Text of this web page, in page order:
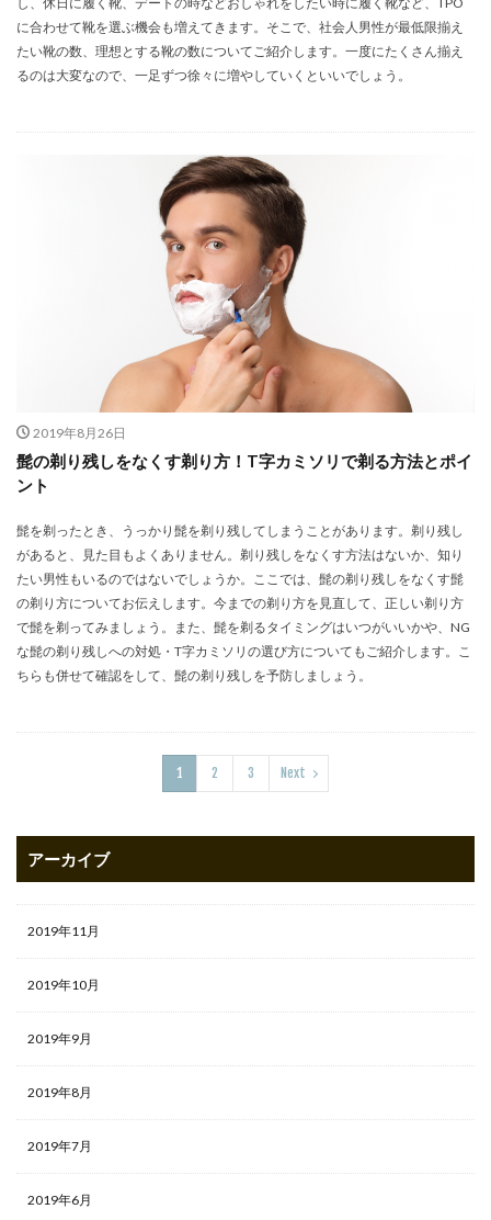
に合わせて靴を選ぶ機会も増えてきます。そこで、社会人男性が最低限揃え
たい靴の数、理想とする靴の数についてご紹介します。一度にたくさん揃え
るのは大変なので、一足ずつ徐々に増やしていくといいでしょう。
2019年8月26日
髭の剃り残しをなくす剃り方！T字カミソリで剃る方法とポイ
ント
髭を剃ったとき、うっかり髭を剃り残してしまうことがあります。剃り残し
があると、見た目もよくありません。剃り残しをなくす方法はないか、知り
たい男性もいるのではないでしょうか。ここでは、髭の剃り残しをなくす髭
の剃り方についてお伝えします。今までの剃り方を見直して、正しい剃り方
で髭を剃ってみましょう。また、髭を剃るタイミングはいつがいいかや、NG
な髭の剃り残しへの対処・T字カミソリの選び方についてもご紹介します。こ
ちらも併せて確認をして、髭の剃り残しを予防しましょう。
1 2 3 Next
アーカイブ
2019年11月
2019年10月
2019年9月
2019年8月
2019年7月
2019年6月